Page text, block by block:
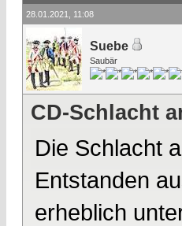
28.01.2021, 11:08
Suebe
Saubär
CD-Schlacht
Die Schlacht
Entstanden
erheblich